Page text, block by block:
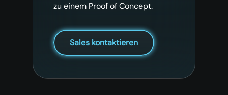
zu einem Proof of Concept.
Sales kontaktieren